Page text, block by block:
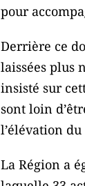
pour
Derrière ce
laissées plus
insisté sur
sont loin
l’élévation
La Région a